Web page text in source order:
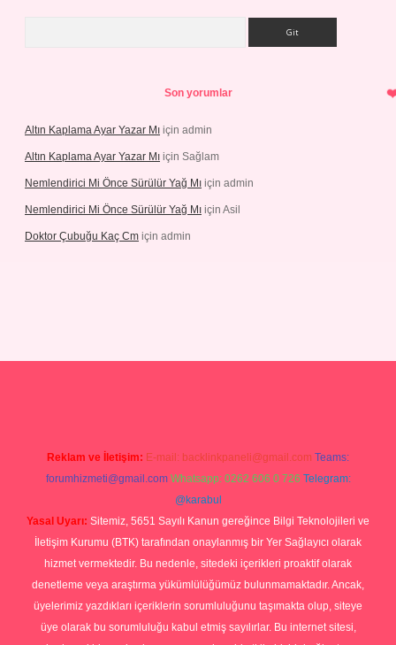
Son yorumlar
Altın Kaplama Ayar Yazar Mı için admin
Altın Kaplama Ayar Yazar Mı için Sağlam
Nemlendirici Mi Önce Sürülür Yağ Mı için admin
Nemlendirici Mi Önce Sürülür Yağ Mı için Asil
Doktor Çubuğu Kaç Cm için admin
Reklam ve İletişim: E-mail: backlinkpaneli@gmail.com Teams:
forumhizmeti@gmail.com Whatsapp: 0262 606 0 726 Telegram:
@karabul
Yasal Uyarı: Sitemiz, 5651 Sayılı Kanun gereğince Bilgi Teknolojileri ve
İletişim Kurumu (BTK) tarafından onaylanmış bir Yer Sağlayıcı olarak
hizmet vermektedir. Bu nedenle, sitedeki içerikleri proaktif olarak
denetleme veya araştırma yükümlülüğümüz bulunmamaktadır. Ancak,
üyelerimiz yazdıkları içeriklerin sorumluluğunu taşımakta olup, siteye
üye olarak bu sorumluluğu kabul etmiş sayılırlar. Bu internet sitesi,